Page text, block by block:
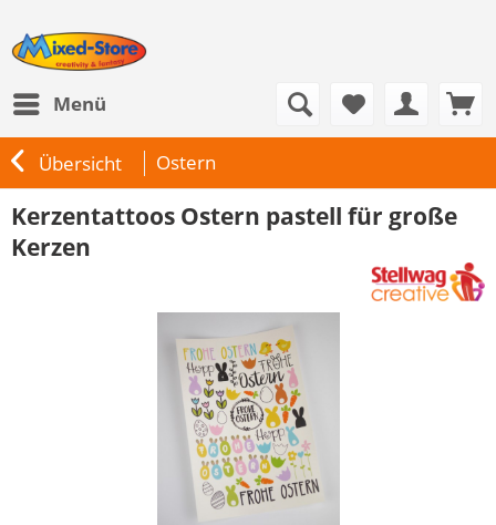
Menü
Übersicht Ostern
Kerzentattoos Ostern pastell für große
Kerzen